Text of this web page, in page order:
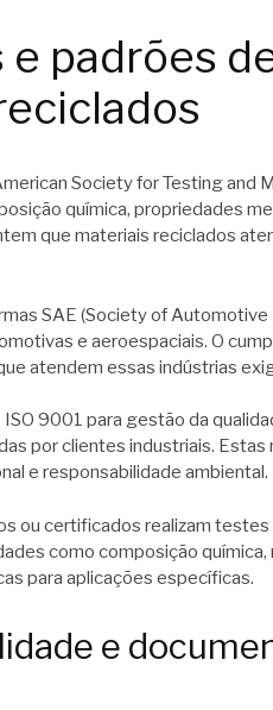
e padrões
Society for Testing
química, propriedades
que materiais reciclados
SAE (Society of
e aeroespaciais. O
atendem essas indústrias
9001 para gestão da
por clientes industriais.
e responsabilidade ambiental.
ou certificados realizam
como composição química,
para aplicações específicas.
e